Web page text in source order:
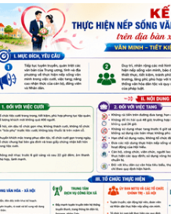
2026